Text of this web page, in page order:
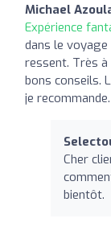
Michael
Expérience
dans le voyage
ressent. Très
bons conseils.
je recommande.
Cher
bientôt.